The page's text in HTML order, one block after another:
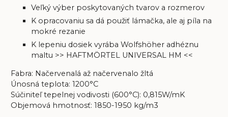
Veľký výber poskytovaných tvarov a rozmerov
K opracovaniu sa dá použiť lámačka, ale aj píla na
mokré rezanie
K lepeniu dosiek vyrába Wolfshöher adhéznu
maltu >> HAFTMÖRTEL UNIVERSAL HM <<
Fabra: Načervenalá až načervenalo žltá
Únosná teplota: 1200°C
Súčiniteľ tepelnej vodivosti (600°C): 0,815W/mK
Objemová hmotnosť: 1850-1950 kg/m3